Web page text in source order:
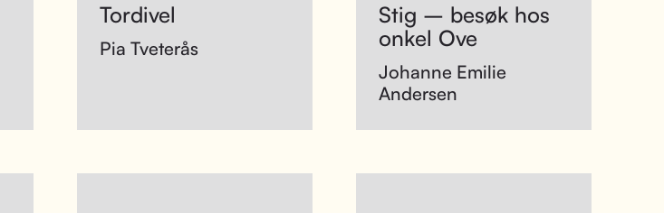
Tordivel
Pia Tveterås
Stig – besøk hos
onkel Ove
Johanne Emilie
Andersen